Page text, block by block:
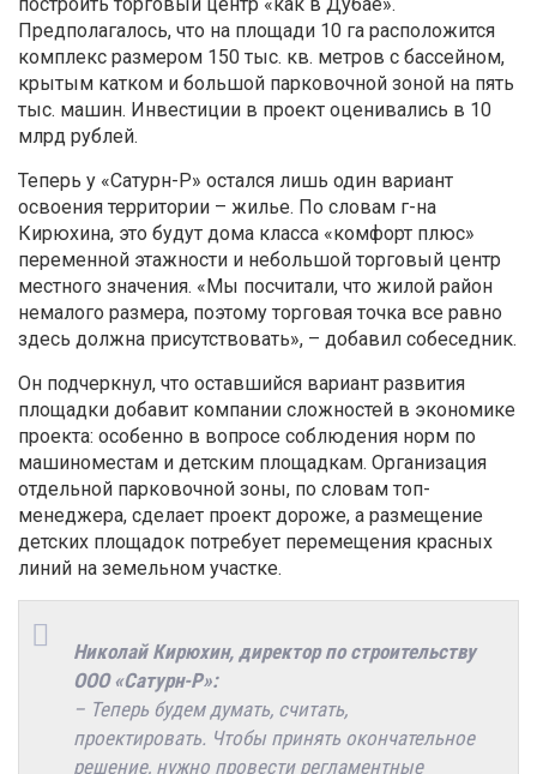
построить торговый центр «как в Дубае».
Предполагалось, что на площади 10 га расположится
комплекс размером 150 тыс. кв. метров с бассейном,
крытым катком и большой парковочной зоной на пять
тыс. машин. Инвестиции в проект оценивались в 10
млрд рублей.
Теперь у «Сатурн-Р» остался лишь один вариант
освоения территории – жилье. По словам г-на
Кирюхина, это будут дома класса «комфорт плюс»
переменной этажности и небольшой торговый центр
местного значения. «Мы посчитали, что жилой район
немалого размера, поэтому торговая точка все равно
здесь должна присутствовать», – добавил собеседник.
Он подчеркнул, что оставшийся вариант развития
площадки добавит компании сложностей в экономике
проекта: особенно в вопросе соблюдения норм по
машиноместам и детским площадкам. Организация
отдельной парковочной зоны, по словам топ-
менеджера, сделает проект дороже, а размещение
детских площадок потребует перемещения красных
линий на земельном участке.
Николай Кирюхин, директор по строительству
ООО «Сатурн-Р»:
– Теперь будем думать, считать,
проектировать. Чтобы принять окончательное
решение, нужно провести регламентные